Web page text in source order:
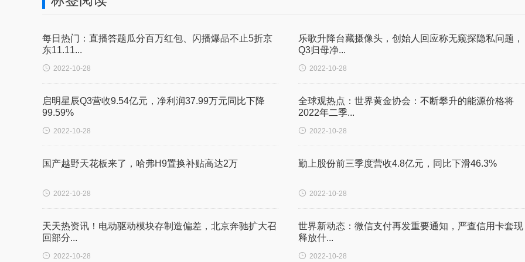
每日热门：直播答题瓜分百万红包、闪播爆品不止5折京
东11.11...
 2022-10-28
乐歌升降台藏摄像头，创始人回应称无窥探隐私问题，
Q3归母净...
 2022-10-28
启明星辰Q3营收9.54亿元，净利润37.99万元同比下降
99.59%
 2022-10-28
全球观热点：世界黄金协会：不断攀升的能源价格将
2022年二季...
 2022-10-28
国产越野天花板来了，哈弗H9置换补贴高达2万
 2022-10-28
勤上股份前三季度营收4.8亿元，同比下滑46.3%
 2022-10-28
天天热资讯！电动驱动模块存制造偏差，北京奔驰扩大召
回部分...
 2022-10-28
世界新动态：微信支付再发重要通知，严查信用卡套现
释放什...
 2022-10-28